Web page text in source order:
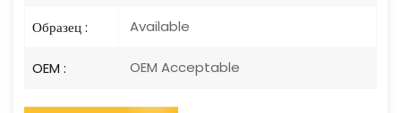
Образец : Available
OEM : OEM Acceptable